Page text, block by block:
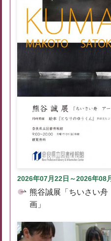
2026年07月22日～2026年08
熊谷誠展「ちいさい
画」